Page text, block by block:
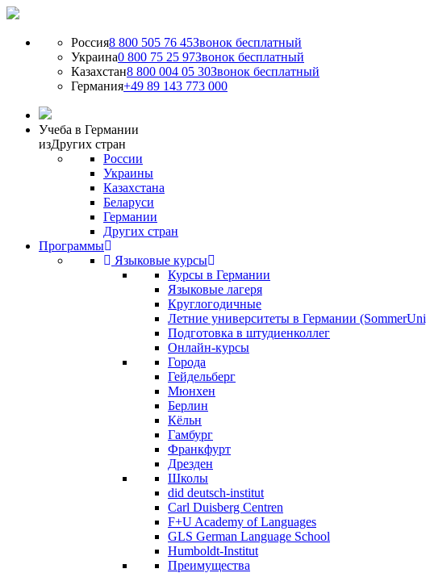
Россия8 800 505 76 45Звонок бесплатный
Украина0 800 75 25 97Звонок бесплатный
Казахстан8 800 004 05 30Звонок бесплатный
Германия+49 89 143 773 000
Учеба в Германии
изДругих стран
России
Украины
Казахстана
Беларуси
Германии
Других стран
Программы
Языковые курсы
Курсы в Германии
Языковые лагеря
Круглогодичные
Летние университеты в Германии
Подготовка в штудиенколлег
Онлайн-курсы
Города
Гейдельберг
Мюнхен
Берлин
Кёльн
Гамбург
Франкфурт
Дрезден
Школы
did deutsch-institut
Carl Duisberg Centren
F+U Academy of Languages
GLS German Language School
Humboldt-Institut
Преимущества